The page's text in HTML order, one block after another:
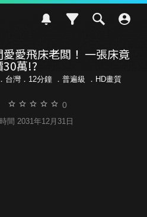
愛愛飛床老闆！ 一張床竟
30萬!?
台灣．12分鐘 ． 普遍級 ．HD畫質
0
間 2031年12月31日